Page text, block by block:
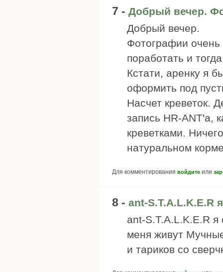
7 - Добрый вечер.
Добрый вечер.
Фотографии очень
поработать и
Кстати, аренку я
оформить под
Насчет креветок.
запись HR-ANT'а,
креветками.
натуральном
Для комментирования войдите или
8 - ant-S.T.A.L.K.E.R
ant-S.T.A.L.K.E.R
меня живут
и тариков со